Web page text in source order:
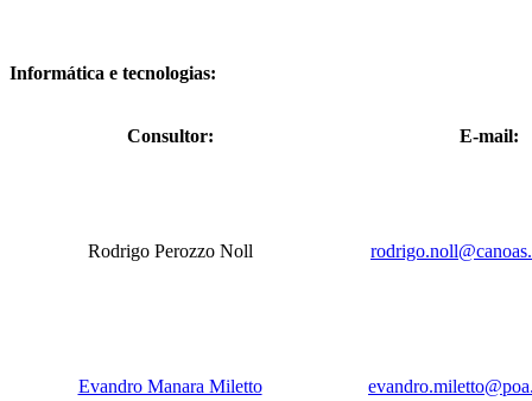
Informática e tecnologias:
Consultor: E-mail:
Rodrigo Perozzo Noll
Evandro Manara Miletto